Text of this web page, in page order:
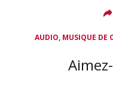
AUDIO, MUSIQUE DE